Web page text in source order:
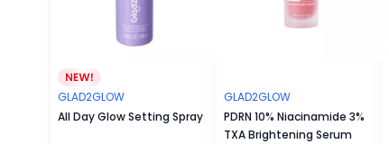
GLAD2GLOW
All Day Glow Setting Spray
GLAD2GLOW
PDRN 10% Niacinamide 3%
TXA Brightening Serum